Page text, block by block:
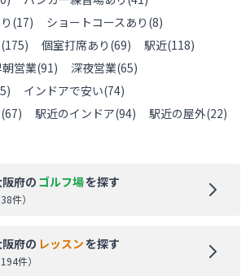
(17) ショートコースあり (8)
(175) 個室打席あり (69) 駅近(118)
営業(91) 深夜営業(65)
) インドアで安い(74)
(67) 駅近のインドア(94) 駅近の屋外(22)
府の ゴルフ場を探す
38件）
府の レッスンを探す
194件）